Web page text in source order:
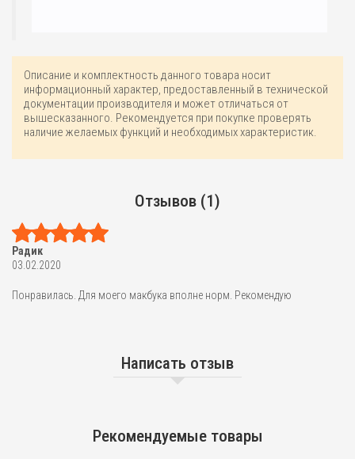
Описание и комплектность данного товара носит
информационный характер, предоставленный в технической
документации производителя и может отличаться от
вышесказанного. Рекомендуется при покупке проверять
наличие желаемых функций и необходимых характеристик.
Отзывов (1)
Радик
03.02.2020
Понравилась. Для моего макбука вполне норм. Рекомендую
Написать отзыв
Рекомендуемые товары